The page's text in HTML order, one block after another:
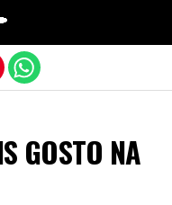
GOSTO NA